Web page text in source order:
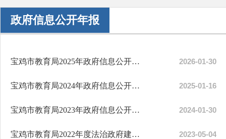
政府信息公开年报
宝鸡市教育局2025年政府信息公开工作年度报告 2026-01-30
宝鸡市教育局2024年政府信息公开工作年度报告 2025-01-16
宝鸡市教育局2023年政府信息公开工作年度报告 2024-01-30
宝鸡市教育局2022年度法治政府建设工作报告 2023-05-04